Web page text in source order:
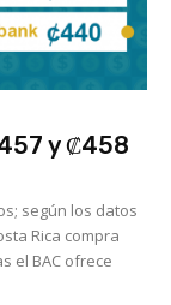
y ₡458
según los datos
Rica compra
el BAC ofrece